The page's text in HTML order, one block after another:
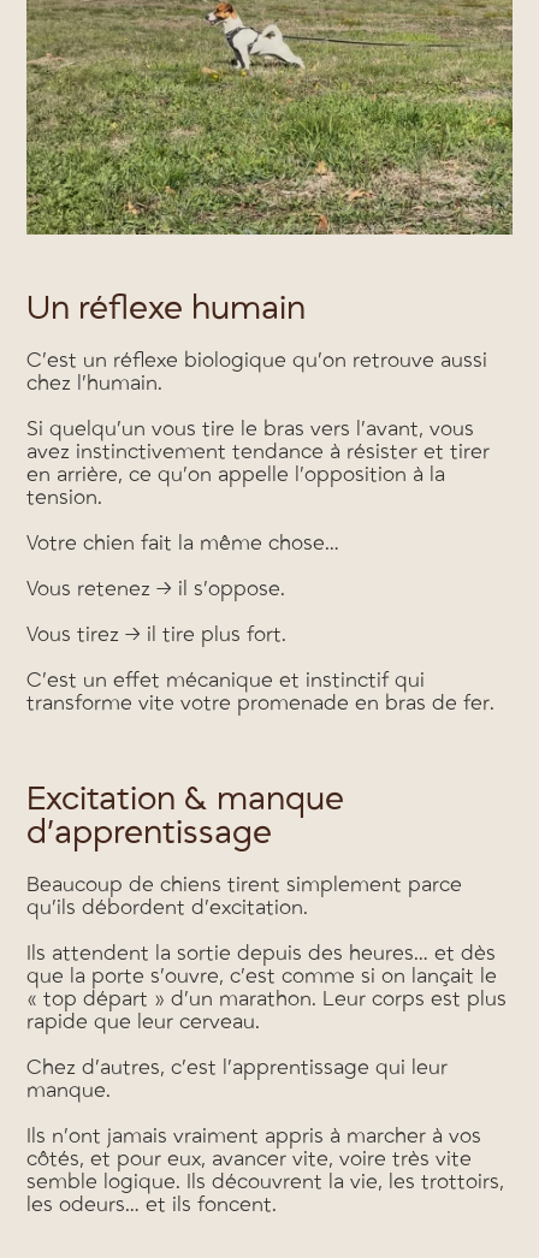
Un réflexe humain
C’est un réflexe biologique qu’on retrouve aussi
chez l’humain.
Si quelqu’un vous tire le bras vers l’avant, vous
avez instinctivement tendance à résister et tirer
en arrière, ce qu’on appelle l’opposition à la
tension.
Votre chien fait la même chose…
Vous retenez → il s’oppose.
Vous tirez → il tire plus fort.
C’est un effet mécanique et instinctif qui
transforme vite votre promenade en bras de fer.
Excitation & manque
d’apprentissage
Beaucoup de chiens tirent simplement parce
qu’ils débordent d’excitation.
Ils attendent la sortie depuis des heures… et dès
que la porte s’ouvre, c’est comme si on lançait le
« top départ » d’un marathon. Leur corps est plus
rapide que leur cerveau.
Chez d’autres, c’est l’apprentissage qui leur
manque.
Ils n’ont jamais vraiment appris à marcher à vos
côtés, et pour eux, avancer vite, voire très vite
semble logique. Ils découvrent la vie, les trottoirs,
les odeurs… et ils foncent.